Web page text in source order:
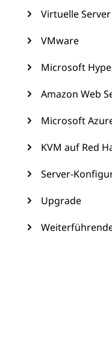
Virtuelle
VMware
Microsoft
Amazon Web
Microsoft
KVM auf Red
Server-
Upgrade